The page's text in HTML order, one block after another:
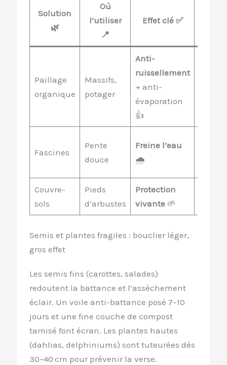
Solution
🌿
Où
l’utiliser
📍
Effet clé ✅
Paillage
organique
Massifs,
potager
Anti-
ruissellement
+ anti-
évaporation
👍
Fascines
Pente
douce
Freine l’eau
🌧️
Couvre-
sols
Pieds
d’arbustes
Protection
vivante🌱
Semis et plantes fragiles : bouclier léger,
gros effet
Les semis fins (carottes, salades)
redoutent la battance et l’assèchement
éclair. Un voile anti-battance posé 7–10
jours et une fine couche de compost
tamisé font écran. Les plantes hautes
(dahlias, delphiniums) sont tuteurées dès
30–40 cm pour prévenir la verse.